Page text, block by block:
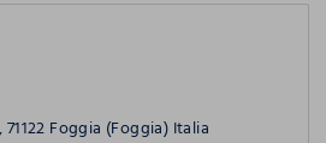
Foggia (Foggia) Italia